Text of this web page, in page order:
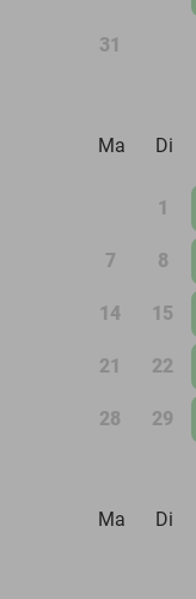
31
Ma
Di
1
7 8
14 15
21 22
28 29
Ma
Di